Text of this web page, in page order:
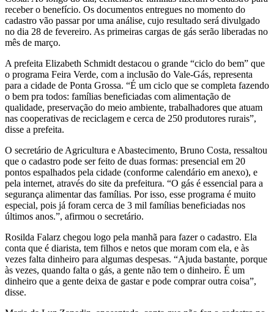
receber o benefício. Os documentos entregues no momento do
cadastro vão passar por uma análise, cujo resultado será divulgado
no dia 28 de fevereiro. As primeiras cargas de gás serão liberadas no
mês de março.
A prefeita Elizabeth Schmidt destacou o grande “ciclo do bem” que
o programa Feira Verde, com a inclusão do Vale-Gás, representa
para a cidade de Ponta Grossa. “É um ciclo que se completa fazendo
o bem pra todos: famílias beneficiadas com alimentação de
qualidade, preservação do meio ambiente, trabalhadores que atuam
nas cooperativas de reciclagem e cerca de 250 produtores rurais”,
disse a prefeita.
O secretário de Agricultura e Abastecimento, Bruno Costa, ressaltou
que o cadastro pode ser feito de duas formas: presencial em 20
pontos espalhados pela cidade (conforme calendário em anexo), e
pela internet, através do site da prefeitura. “O gás é essencial para a
segurança alimentar das famílias. Por isso, esse programa é muito
especial, pois já foram cerca de 3 mil famílias beneficiadas nos
últimos anos.”, afirmou o secretário.
Rosilda Falarz chegou logo pela manhã para fazer o cadastro. Ela
conta que é diarista, tem filhos e netos que moram com ela, e às
vezes falta dinheiro para algumas despesas. “Ajuda bastante, porque
às vezes, quando falta o gás, a gente não tem o dinheiro. É um
dinheiro que a gente deixa de gastar e pode comprar outra coisa”,
disse.